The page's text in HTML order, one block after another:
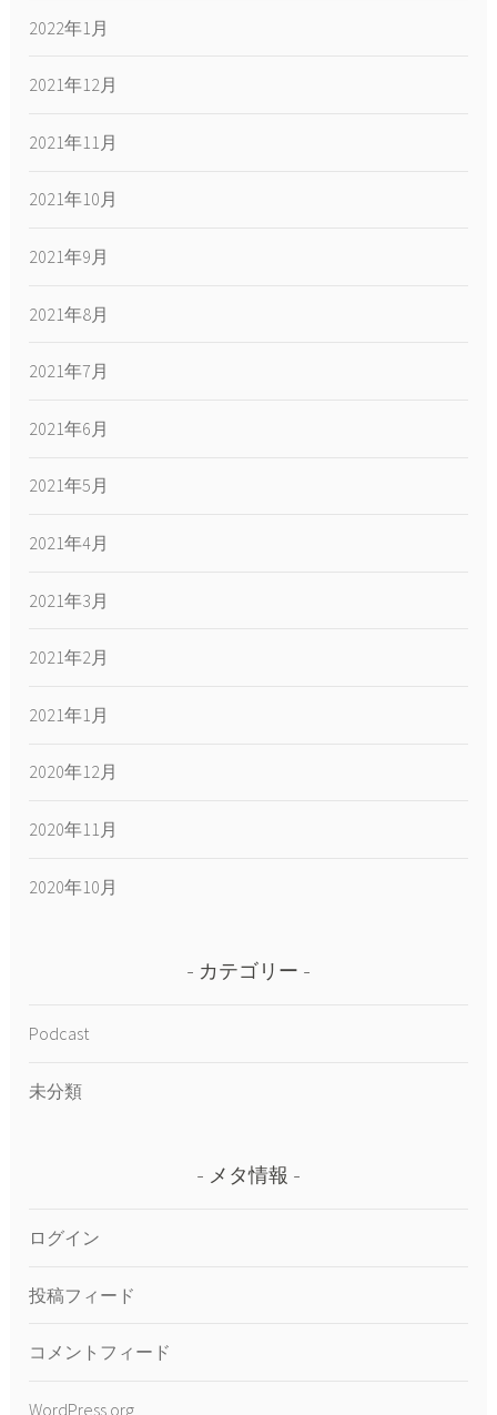
2022年1月
2021年12月
2021年11月
2021年10月
2021年9月
2021年8月
2021年7月
2021年6月
2021年5月
2021年4月
2021年3月
2021年2月
2021年1月
2020年12月
2020年11月
2020年10月
カテゴリー
Podcast
未分類
メタ情報
ログイン
投稿フィード
コメントフィード
WordPress.org